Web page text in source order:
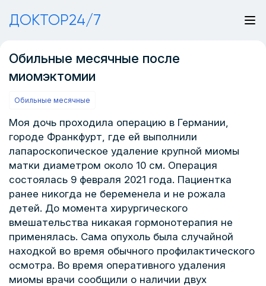
ДОКТОР24/7
Обильные месячные после
миомэктомии
Обильные месячные
Моя дочь проходила операцию в Германии,
городе Франкфурт, где ей выполнили
лапароскопическое удаление крупной миомы
матки диаметром около 10 см. Операция
состоялась 9 февраля 2021 года. Пациентка
ранее никогда не беременела и не рожала
детей. До момента хирургического
вмешательства никакая гормонотерапия не
применялась. Сама опухоль была случайной
находкой во время обычного профилактического
осмотра. Во время оперативного удаления
миомы врачи сообщили о наличии двух